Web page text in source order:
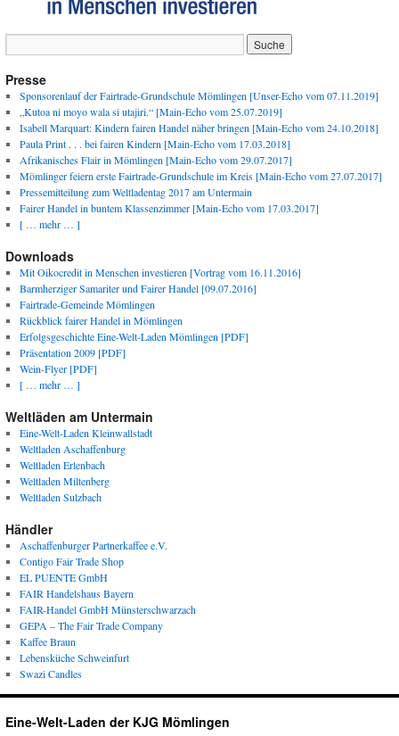
Presse
Sponsorenlauf der Fairtrade-Grundschule Mömlingen [Unser-Echo vom 07.11.2019]
„Kutoa ni moyo wala si utajiri.“ [Main-Echo vom 25.07.2019]
Isabell Marquart: Kindern fairen Handel näher bringen [Main-Echo vom 24.10.2018]
Paula Print . . . bei fairen Kindern [Main-Echo vom 17.03.2018]
Afrikanisches Flair in Mömlingen [Main-Echo vom 29.07.2017]
Mömlinger feiern erste Fairtrade-Grundschule im Kreis [Main-Echo vom 27.07.2017]
Pressemitteilung zum Weltladentag 2017 am Untermain
Fairer Handel in buntem Klassenzimmer [Main-Echo vom 17.03.2017]
[ … mehr … ]
Downloads
Mit Oikocredit in Menschen investieren [Vortrag vom 16.11.2016]
Barmherziger Samariter und Fairer Handel [09.07.2016]
Fairtrade-Gemeinde Mömlingen
Rückblick fairer Handel in Mömlingen
Erfolgsgeschichte Eine-Welt-Laden Mömlingen [PDF]
Präsentation 2009 [PDF]
Wein-Flyer [PDF]
[ … mehr … ]
Weltläden am Untermain
Eine-Welt-Laden Kleinwallstadt
Weltladen Aschaffenburg
Weltladen Erlenbach
Weltladen Miltenberg
Weltladen Sulzbach
Händler
Aschaffenburger Partnerkaffee e.V.
Contigo Fair Trade Shop
EL PUENTE GmbH
FAIR Handelshaus Bayern
FAIR-Handel GmbH Münsterschwarzach
GEPA – The Fair Trade Company
Kaffee Braun
Lebensküche Schweinfurt
Swazi Candles
Eine-Welt-Laden der KJG Mömlingen